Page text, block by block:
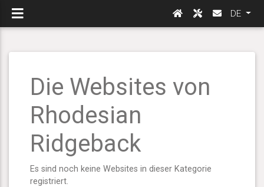
DE
Die Websites von
Rhodesian
Ridgeback
Es sind noch keine Websites in dieser Kategorie
registriert.